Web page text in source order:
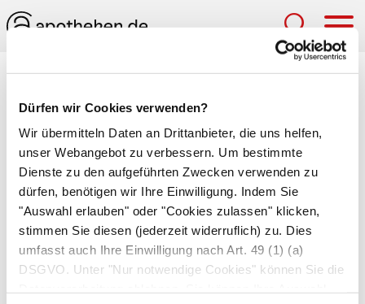
Dürfen wir Cookies verwenden?
Wir übermitteln Daten an Drittanbieter, die uns helfen,
unser Webangebot zu verbessern. Um bestimmte
Dienste zu den aufgeführten Zwecken verwenden zu
dürfen, benötigen wir Ihre Einwilligung. Indem Sie
"Auswahl erlauben" oder "Cookies zulassen" klicken,
stimmen Sie diesen (jederzeit widerruflich) zu. Dies
umfasst auch Ihre Einwilligung nach Art. 49 (1) (a)
DSGVO. Unter "Nur notwendige Cookies" können Sie die
Medizinlexikon
Hippocampus
Teil deslimbischen Systems und Sitz des
Riechzentrums (Geruchszentrum) der Hirnrinde;
Seepferdchen-ähnlicher Längswulst im
Großhirn, der unterteilt wird inAmmonshorn
Pes hippocampi),Alveus hippocampiund
Fimbria hippocampi.